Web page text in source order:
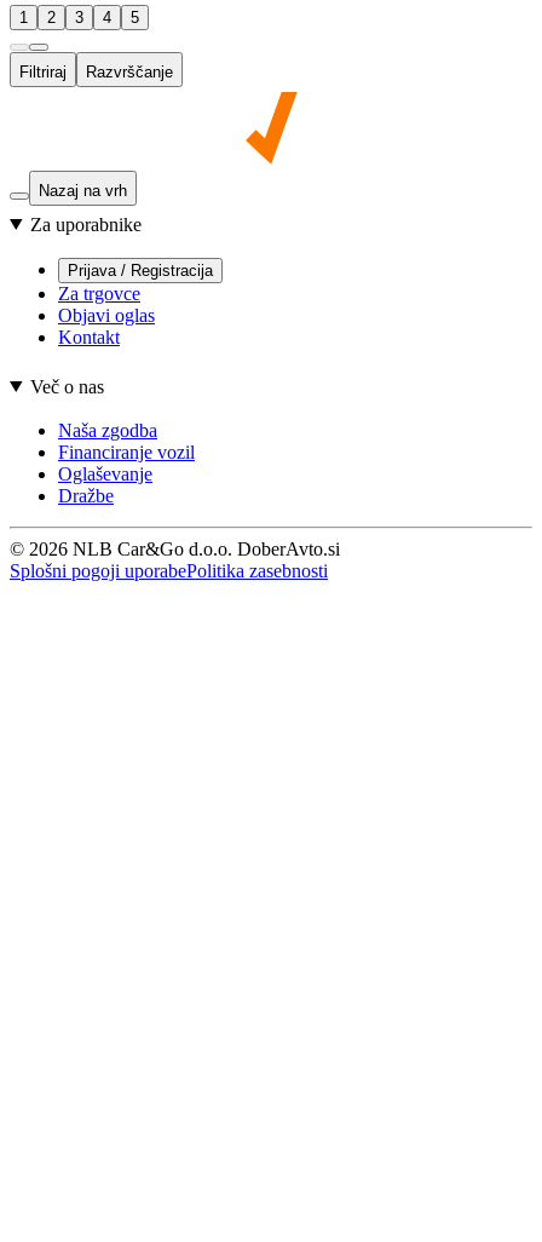
1 2 3 4 5
Filtriraj Razvrščanje
Nazaj na vrh
Za uporabnike
Prijava / Registracija
Za trgovce
Objavi oglas
Kontakt
Več o nas
Naša zgodba
Financiranje vozil
Oglaševanje
Dražbe
© 2026 NLB Car&Go d.o.o. DoberAvto.si
Splošni pogoji uporabePolitika zasebnosti